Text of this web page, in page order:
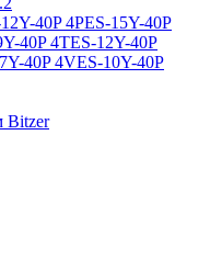
40P 4PES-15Y-40P
40P 4TES-12Y-40P
40P 4VES-10Y-40P
Bitzer